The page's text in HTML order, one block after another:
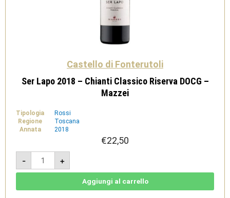
Castello di Fonterutoli
Ser Lapo 2018 – Chianti Classico Riserva DOCG –
Mazzei
Tipologia
Rossi
Regione
Toscana
Annata
2018
€22,50
-
Ser
Lapo
2018
-
+
Aggiungi al carrello